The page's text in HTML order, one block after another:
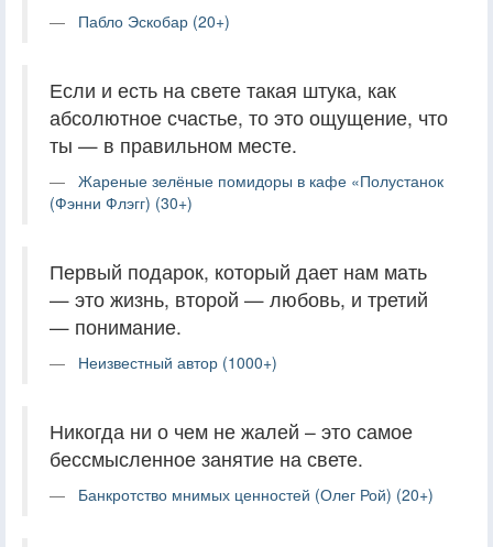
Пабло Эскобар (20+)
Если и есть на свете такая штука, как
абсолютное счастье, то это ощущение, что
ты — в правильном месте.
Жареные зелёные помидоры в кафе «Полустанок
(Фэнни Флэгг) (30+)
Первый подарок, который дает нам мать
— это жизнь, второй — любовь, и третий
— понимание.
Неизвестный автор (1000+)
Никогда ни о чем не жалей – это самое
бессмысленное занятие на свете.
Банкротство мнимых ценностей (Олег Рой) (20+)